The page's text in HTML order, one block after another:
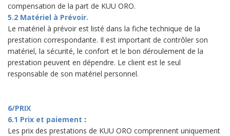
compensation de la part de KUU ORO.
5.2 Matériel à Prévoir.
Le matériel à prévoir est listé dans la fiche technique de la
prestation correspondante. Il est important de contrôler son
matériel, la sécurité, le confort et le bon déroulement de la
prestation peuvent en dépendre. Le client est le seul
responsable de son matériel personnel.
6/PRIX
6.1 Prix et paiement :
Les prix des prestations de KUU ORO comprennent uniquement